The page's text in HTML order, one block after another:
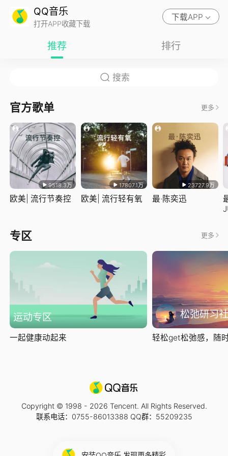
QQ音乐
打开APP收藏下载
下载APP
推荐 排行
官方歌单 更多
9518.3万
欧美| 流行节奏控
17807.1万
欧美| 流行轻有氧
23727.9万
最·陈奕迅
专区 更多
运动专区
一起健康动起来
松弛研习社
轻松get松弛感，随
Copyright © 1998 - 2026 Tencent. All Rights Reserved.
联系电话：0755-86013388 QQ群：55209235